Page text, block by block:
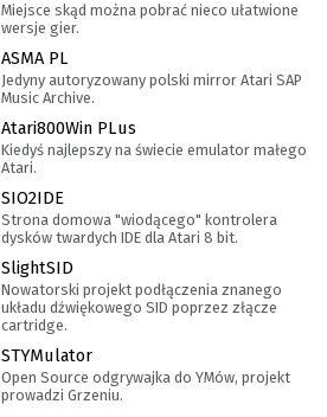
Miejsce skąd można pobrać nieco ułatwione
wersje gier.
ASMA PL
Jedyny autoryzowany polski mirror Atari SAP
Music Archive.
Atari800Win PLus
Kiedyś najlepszy na świecie emulator małego
Atari.
SIO2IDE
Strona domowa "wiodącego" kontrolera
dysków twardych IDE dla Atari 8 bit.
SlightSID
Nowatorski projekt podłączenia znanego
układu dźwiękowego SID poprzez złącze
cartridge.
STYMulator
Open Source odgrywajka do YMów, projekt
prowadzi Grzeniu.